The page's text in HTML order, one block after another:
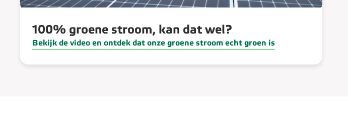
100% groene stroom, kan dat wel?
Bekijk de video en ontdek dat onze groene stroom echt groen is